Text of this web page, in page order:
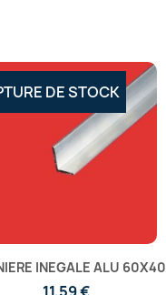
INEGALE ALU 60X40
DE STOCK